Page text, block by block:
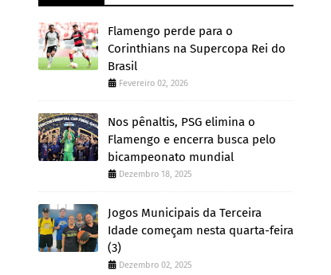
Flamengo perde para o
Corinthians na Supercopa Rei do
Brasil
Fevereiro 02, 2026
Nos pênaltis, PSG elimina o
Flamengo e encerra busca pelo
bicampeonato mundial
Dezembro 18, 2025
Jogos Municipais da Terceira
Idade começam nesta quarta-feira
(3)
Dezembro 02, 2025